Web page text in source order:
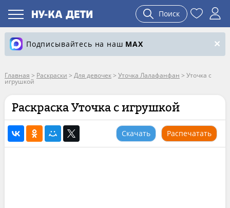
Поиск
Подписывайтесь на наш MAX
Главная > Раскраски > Для девочек> Уточка Лалафанфан > Уточка с
игрушкой
Раскраска Уточка с игрушкой
Скачать Распечатать